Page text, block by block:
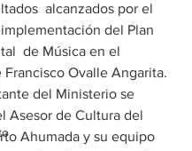
alcanzados por el
del Plan
de Música en el
Francisco Ovalle Angarita.
del Ministerio se
Asesor de Cultura del
Ahumada y su equipo